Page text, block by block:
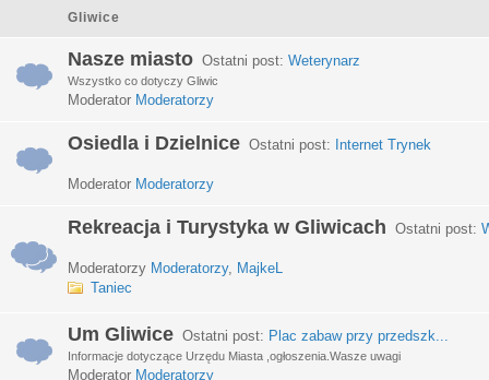
Gliwice
Nasze miasto Ostatni post: Weterynarz
Wszystko co dotyczy Gliwic
Moderator Moderatorzy
Osiedla i Dzielnice Ostatni post: Internet Trynek
Moderator Moderatorzy
Rekreacja i Turystyka w Gliwicach Ostatni post:
Moderatorzy Moderatorzy, MajkeL
Taniec
Um Gliwice Ostatni post: Plac zabaw przy przedszk...
Informacje dotyczące Urzędu Miasta ,ogłoszenia.Wasze uwagi
Moderator Moderatorzy